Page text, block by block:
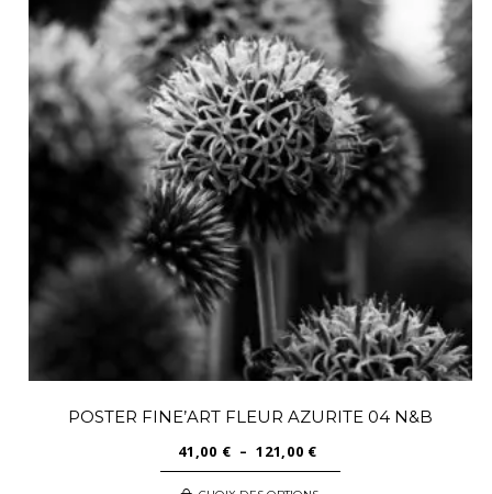
POSTER FINE’ART FLEUR AZURITE 04 N&B
41,00 € – 121,00 €
DE